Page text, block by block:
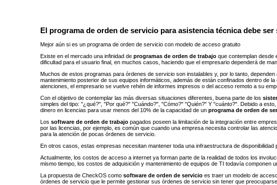
El programa de orden de servicio para asistencia técnica debe
Mejor aún si es un programa de orden de servicio con modelo de acceso gratuito
Existe en el mercado una infinidad deprogramas de orden de trabajo que contemplan desde
dificultad para el usuario final, en muchos casos, haciendo que el empresario dependerá de
Muchos de estos programas para órdenes de servicio son instalables y, por lo tanto,
mantenimiento posterior de sus equipos informáticos, además de están confinados dentro de
atenciones, el empresario se vuelve rehén de informes impresos o del acceso remoto a su
Con el objetivo de contemplar las más diversas situaciones diferentes, buena parte de los
simples del tipo: "¿qué?", ​​"Por qué?" "Cuándo?", "Cómo?" "Quién?" Y "cuánto?". Debido a
dinero en licencias para usar menos del 10% de la capacidad de unprograma de orden de
Lossoftware de orden de trabajo pagados poseen la limitación de la integración entre
por las licencias, por ejemplo, es común que cuando una empresa necesita controlar las
para la atención de pocas órdenes de servicio.
En otros casos, estas empresas necesitan mantener toda una infraestructura de
Actualmente, los costos de acceso a internet ya forman parte de la realidad de todos los
mismo tiempo, los costos de adquisición y mantenimiento de equipos de TI todavía componen
La propuesta de CheckOS comosoftware de orden de servicio es traer un modelo de
órdenes de servicio que le permite gestionar sus órdenes de servicio sin tener que